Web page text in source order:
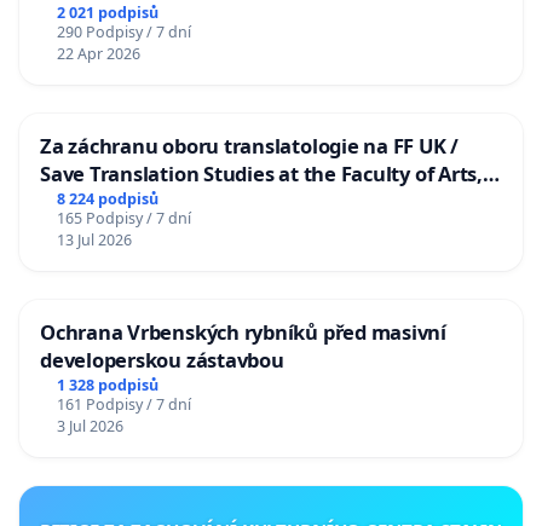
2 021 podpisů
290 Podpisy / 7 dní
22 Apr 2026
Za záchranu oboru translatologie na FF UK /
Save Translation Studies at the Faculty of Arts,
Charles University
8 224 podpisů
165 Podpisy / 7 dní
13 Jul 2026
Ochrana Vrbenských rybníků před masivní
developerskou zástavbou
1 328 podpisů
161 Podpisy / 7 dní
3 Jul 2026